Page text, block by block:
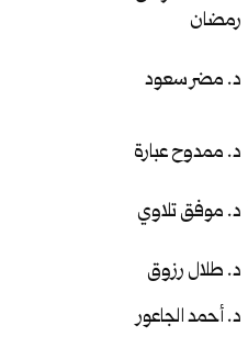
رمضان
د. مضر سعود
د. ممدوح عبارة
د. موفق تلاوي
د. طلال رزوق
د. أحمد الجاعور